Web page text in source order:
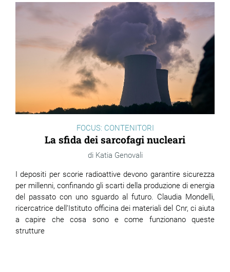
FOCUS: CONTENITORI
La sfida dei sarcofagi nucleari
Katia Genovali
I depositi per scorie radioattive devono garantire sicurezza
per millenni, confinando gli scarti della produzione di energia
del passato con uno sguardo al futuro. Claudia Mondelli,
ricercatrice dell’Istituto officina dei materiali del Cnr, ci aiuta
a capire che cosa sono e come funzionano queste
strutture